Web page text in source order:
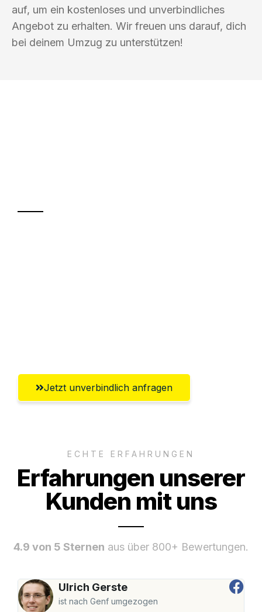
auf, um ein kostenloses und unverbindliches
Angebot zu erhalten. Wir freuen uns darauf, dich
bei deinem Umzug zu unterstützen!
Jetzt unverbindlich anfragen
ECHTE ERFAHRUNGEN
Erfahrungen unserer
Kunden mit uns
4.9 von 5 Sternen aus über 800+ Bewertungen.
Ulrich Gerste
ist nach Genf umgezogen